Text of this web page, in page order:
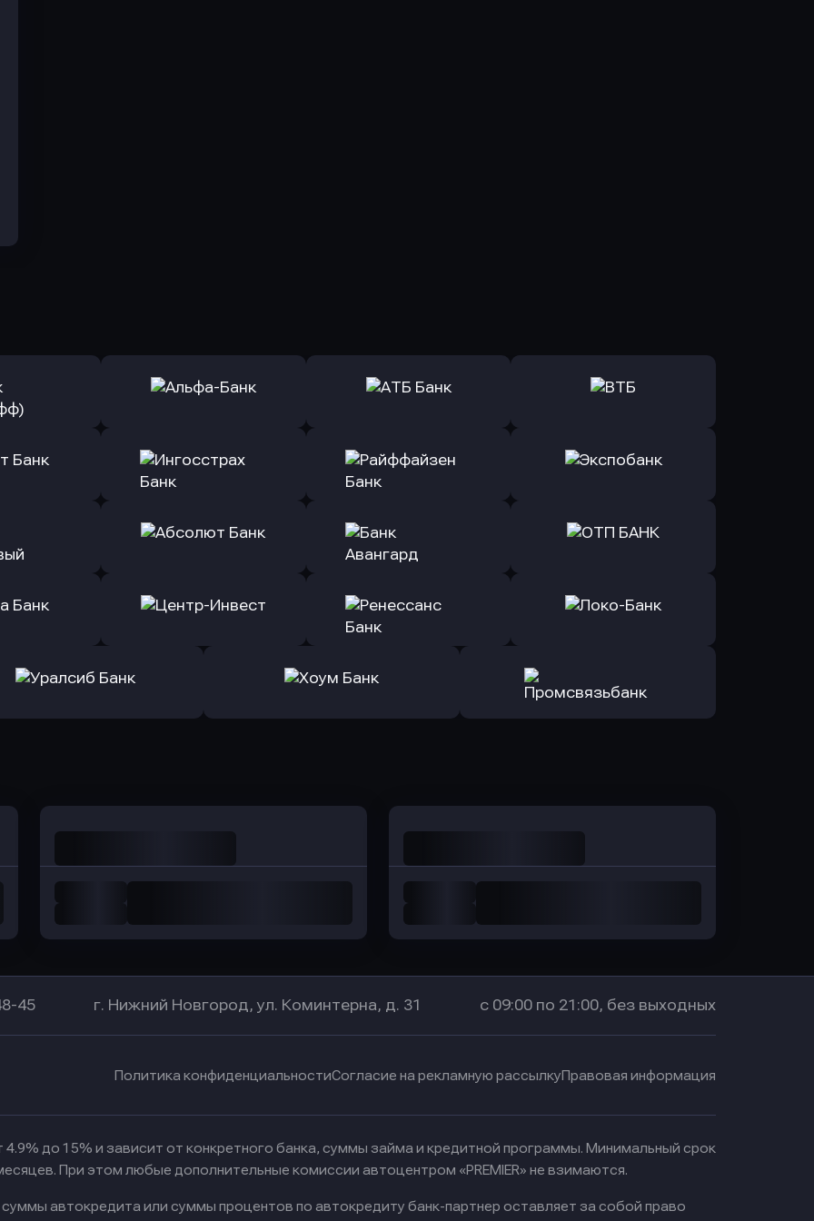
заявку
Оправить заявку
в Альфа-Банк
Оправить заявку
в АТБ Банк
Оправить заявку
заявку
Банк
Оправить заявку
Оправить заявку
в Райффайзен Банк
Оправить заявку
заявку
Оправить заявку
Оправить заявку
в Банк Авангард
Оправить заявку
заявку
Оправить заявку
в Локо-Банк
45 г. Нижний Новгород, ул. Коминтерна, д. 31 с 09:00 по 21:00, без выходных
Политика конфиденциальностиСогласие на рекламную рассылкуПравовая информация
4.9% до 15% и зависит от конкретного банка, суммы займа и кредитной программы. Минимальный срок
При этом любые дополнительные комиссии автоцентром «PREMIER» не взимаются.
автокредита или суммы процентов по автокредиту банк-партнер оставляет за собой право